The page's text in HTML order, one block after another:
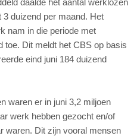
daalde het aantal werklozen
duizend per maand. Het
nam in die periode met
toe. Dit meldt het CBS op basis
eind juni 184 duizend
waren er in juni 3,2 miljoen
werk hebben gezocht en/of
waren. Dit zijn vooral mensen